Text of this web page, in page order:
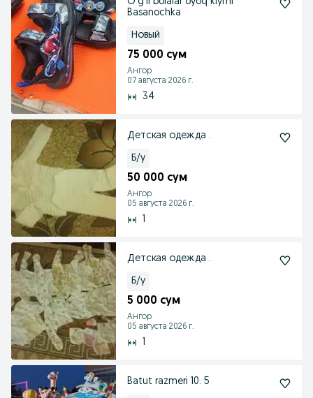
Basanochka
Новый
75 000 сум
Ангор
07 августа 2026 г.
34
Детская одежда .
Б/у
50 000 сум
Ангор
05 августа 2026 г.
1
Детская одежда .
Б/у
5 000 сум
Ангор
05 августа 2026 г.
1
Batut razmeri 10. 5